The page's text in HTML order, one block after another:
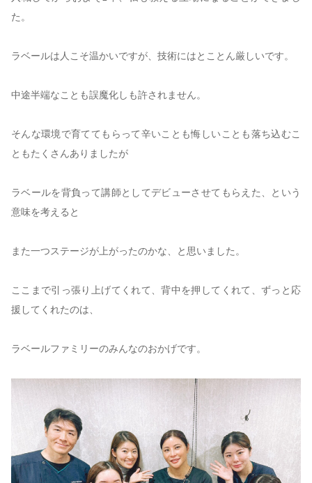
た。
ラベールは人こそ温かいですが、技術にはとことん厳しいです。
中途半端なことも誤魔化しも許されません。
そんな環境で育ててもらって辛いことも悔しいことも落ち込むこ
ともたくさんありましたが
ラベールを背負って講師としてデビューさせてもらえた、という
意味を考えると
また一つステージが上がったのかな、と思いました。
ここまで引っ張り上げてくれて、背中を押してくれて、ずっと応
援してくれたのは、
ラベールファミリーのみんなのおかげです。